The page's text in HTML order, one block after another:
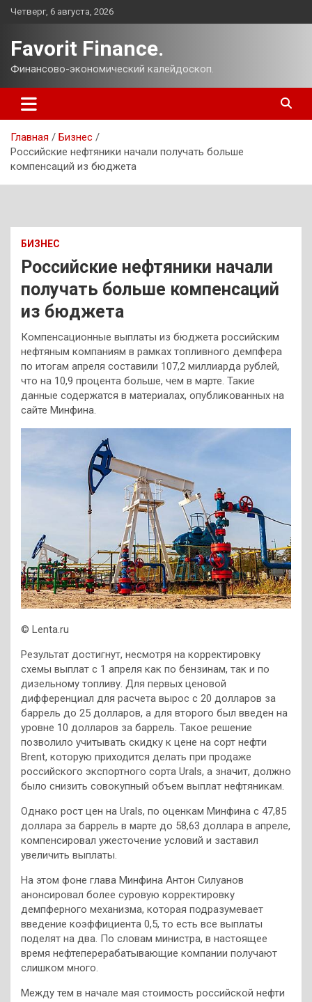
Перейти
Четверг, 6 августа, 2026
Favorit Finance.
Финансово-экономический калейдоскоп.
Главная
Бизнес
Российские нефтяники начали получать больше
компенсаций из бюджета
БИЗНЕС
Российские нефтяники начали
получать больше компенсаций
из бюджета
Компенсационные выплаты из бюджета российским
нефтяным компаниям в рамках топливного демпфера
по итогам апреля составили 107,2 миллиарда рублей,
что на 10,9 процента больше, чем в марте. Такие
данные содержатся в материалах, опубликованных на
сайте Минфина.
© Lenta.ru
Результат достигнут, несмотря на корректировку
схемы выплат с 1 апреля как по бензинам, так и по
дизельному топливу. Для первых ценовой
дифференциал для расчета вырос с 20 долларов за
баррель до 25 долларов, а для второго был введен на
уровне 10 долларов за баррель. Такое решение
позволило учитывать скидку к цене на сорт нефти
Brent, которую приходится делать при продаже
российского экспортного сорта Urals, а значит, должно
было снизить совокупный объем выплат нефтяникам.
Однако рост цен на Urals, по оценкам Минфина с 47,85
доллара за баррель в марте до 58,63 доллара в апреле,
компенсировал ужесточение условий и заставил
увеличить выплаты.
На этом фоне глава Минфина Антон Силуанов
анонсировал более суровую корректировку
демпферного механизма, которая подразумевает
введение коэффициента 0,5, то есть все выплаты
поделят на два. По словам министра, в настоящее
время нефтеперерабатывающие компании получают
слишком много.
Между тем в начале мая стоимость российской нефти